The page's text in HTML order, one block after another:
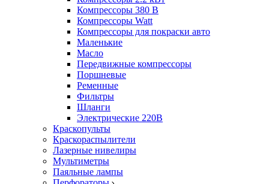
Компрессоры 380 В
Компрессоры Watt
Компрессоры для покраски авто
Маленькие
Масло
Передвижные компрессоры
Поршневые
Ременные
Фильтры
Шланги
Электрические 220В
Краскопульты
Краскораспылители
Лазерные нивелиры
Мультиметры
Паяльные лампы